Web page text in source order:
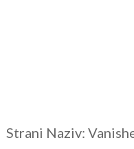
Strani Naziv: